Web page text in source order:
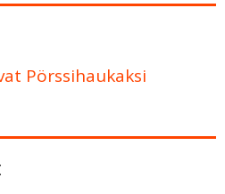
Pörssihaukaksi